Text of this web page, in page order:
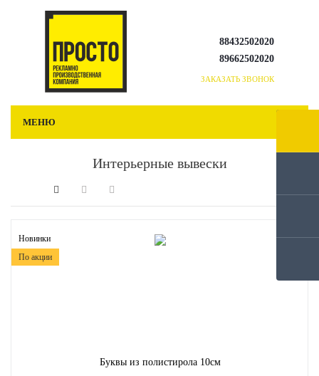
88432502020
89662502020
ЗАКАЗАТЬ ЗВОНОК
МЕНЮ
Интерьерные вывески
Новинки
По акции
Буквы из полистирола 10см